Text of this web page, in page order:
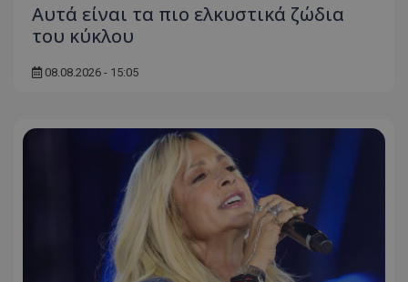
Αυτά είναι τα πιο ελκυστικά ζώδια
του κύκλου
08.08.2026 - 15:05